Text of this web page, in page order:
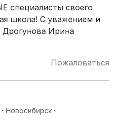
своего
школа! С уважением и
Дрогунова Ирина
Пожаловаться
· Новосибирск ·